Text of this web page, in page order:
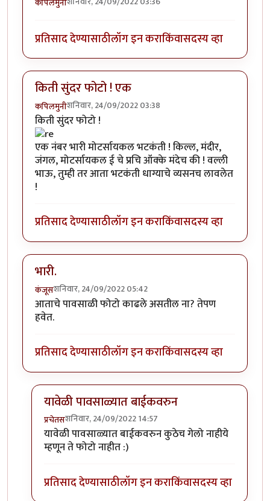
कपिलमुनी
प्रतिसाद देण्यासाठीलॉग इन कराकिंवासदस्य व्हा
किती सुंदर फोटो ! एक
कपिलमुनीशनिवार, 24/09/2022 03:38
किती सुंदर फोटो !
एक नंबर भारी मोटर्सायकल भटकंती ! किल्ल, मंदीर,
जंगल, मोटर्सायकल ई चे प्रचि ऑक्के मंदेच की ! वल्ली
भाऊ, तुम्ही तर आता भटकंती धाग्याचे व्यसनच लावलेत
!
प्रतिसाद देण्यासाठीलॉग इन कराकिंवासदस्य व्हा
भारी.
कंजूसशनिवार, 24/09/2022 05:42
आताचे पावसाळी फोटो काढले असतील ना? तेपण
हवेत.
प्रतिसाद देण्यासाठीलॉग इन कराकिंवासदस्य व्हा
यावेळी पावसाळ्यात बाईकवरुन
प्रचेतसशनिवार, 24/09/2022 14:57
In reply toभारी.byकंजूस
यावेळी पावसाळ्यात बाईकवरुन कुठेच गेलो नाहीये
म्हणून ते फोटो नाहीत :)
प्रतिसाद देण्यासाठीलॉग इन कराकिंवासदस्य व्हा